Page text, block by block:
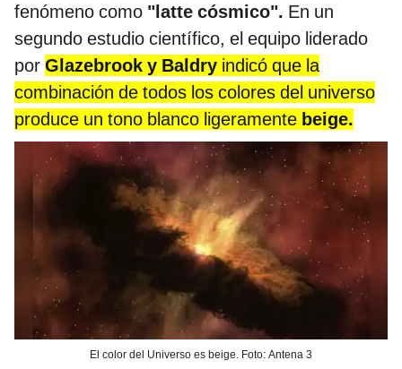
fenómeno como "latte cósmico". En un
segundo estudio científico, el equipo liderado
por Glazebrook y Baldry indicó que la
combinación de todos los colores del universo
produce un tono blanco ligeramente beige.
El color del Universo es beige. Foto: Antena 3